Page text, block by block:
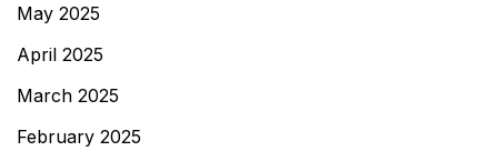
May 2025
April 2025
March 2025
February 2025